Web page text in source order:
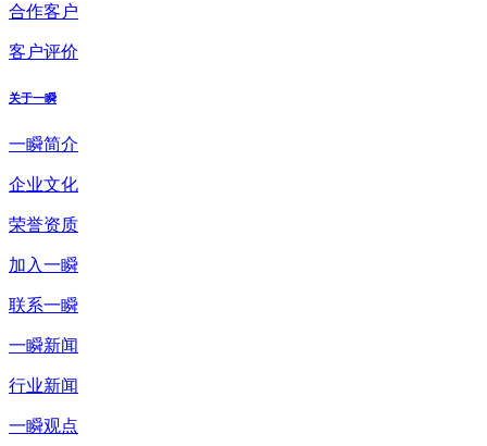
合作客户
客户评价
关于一瞬
一瞬简介
企业文化
荣誉资质
加入一瞬
联系一瞬
一瞬新闻
行业新闻
一瞬观点